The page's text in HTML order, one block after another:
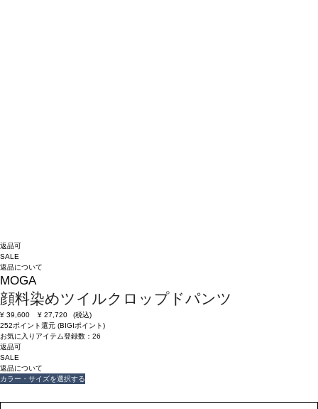
返品可
SALE
返品について
MOGA
顔料染めツイルクロップドパンツ
¥ 39,600 ¥ 27,720
(税込)
252ポイント還元 (BIGIポイント)
お気に入りアイテム登録数： 26
返品可
SALE
返品について
カラー・サイズを選択する